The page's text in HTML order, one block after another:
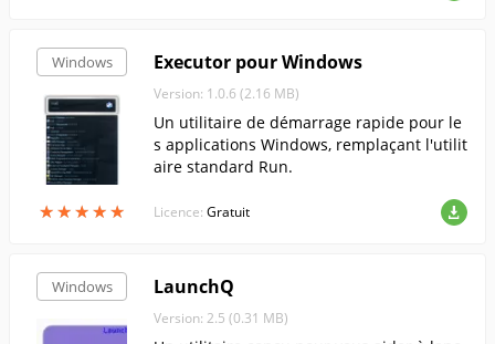
Windows
★★★★★
★★★★★
Executor pour Windows
Version: 1.0.6 (2.16 MB)
Un utilitaire de démarrage rapide pour le
s applications Windows, remplaçant l'utilit
aire standard Run.
Licence: Gratuit
Windows LaunchQ
Version: 2.5 (0.31 MB)